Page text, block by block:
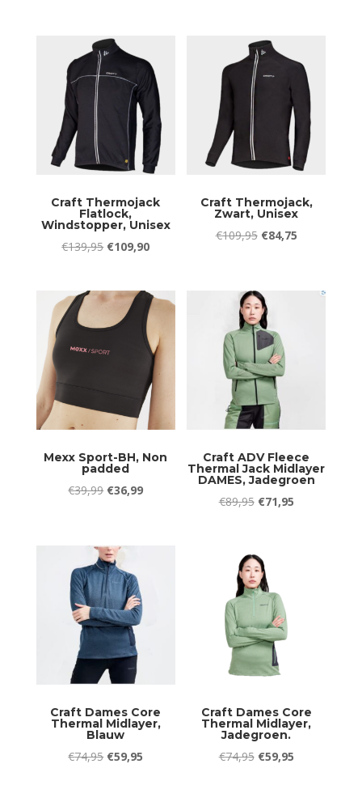
€89,95.
€59,95.
Craft Thermojack
Flatlock,
Windstopper, Unisex
€139,95 Oorspronkelijke
was:
€139,95.
€109,90Huidige
€109,90.
Craft Thermojack,
Zwart, Unisex
€109,95 Oorspronkelijke
€109,95.
€84,75Huidige
€84,75.
Mexx Sport-BH, Non
padded
€39,99 Oorspronkelijke
€39,99.
€36,99Huidige
Craft ADV Fleece
Thermal Jack Midlayer
DAMES, Jadegroen
€89,95 Oorspronkelijke
€89,95.
€71,95Huidige
Craft Dames Core
Thermal Midlayer,
Blauw
€74,95 Oorspronkelijke
€59,95
Craft Dames Core
Thermal Midlayer,
Jadegroen.
€74,95 Oorspronkelijke
€59,95Huidige